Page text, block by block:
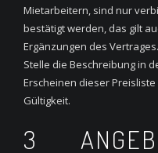
Mietarbeitern, sind nur
bestätigt werden, das gilt
Ergänzungen des
Stelle die Beschreibung in
Erscheinen dieser
Gültigkeit.
3